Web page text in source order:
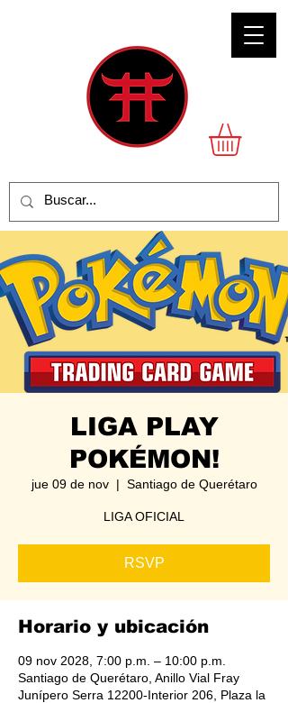
LIGA PLAY
POKÉMON!
jue 09 de nov
  |
Santiago de Querétaro
LIGA OFICIAL
RSVP
Horario y ubicación
09 nov 2028, 7:00 p.m. – 10:00 p.m.
Santiago de Querétaro, Anillo Vial Fray
Junípero Serra 12200-Interior 206, Plaza la